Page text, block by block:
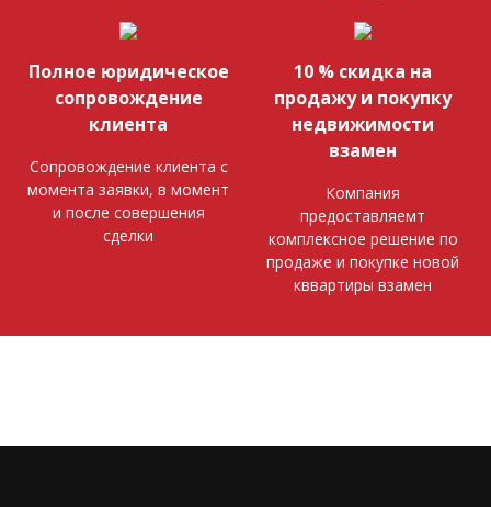
Полное юридическое
сопровождение
клиента
Сопровождение клиента с
момента заявки, в момент
и после совершения
сделки
10 % скидка на
продажу и покупку
недвижимости
взамен
Компания
предоставляемт
комплексное решение по
продаже и покупке новой
кввартиры взамен